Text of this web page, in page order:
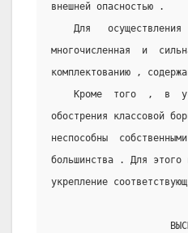
внешней опасностью .
Для   осуществления
многочисленная  и
комплектованию ,
Кроме  того  ,  в
обострения классовой
неспособны
большинства . Для этого
укрепление